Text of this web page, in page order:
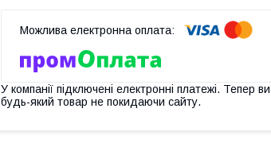
У компанії підключені електронні платежі. Тепер
будь-який товар не покидаючи сайту.